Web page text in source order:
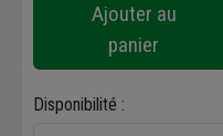
Ajouter au
panier
Disponibilité :